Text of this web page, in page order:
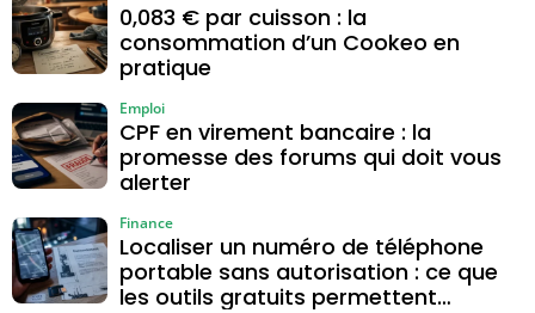
0,083 € par cuisson : la
consommation d’un Cookeo en
pratique
CPF en virement bancaire : la
promesse des forums qui doit vous
alerter
Emploi
Localiser un numéro de téléphone
portable sans autorisation : ce que
les outils gratuits permettent
Finance